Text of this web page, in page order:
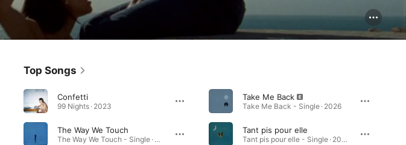
Top Songs
Confetti
99 Nights · 2023
The Way We Touch
The Way We Touch - Single · 2026
Take Me Back
Take Me Back - Single · 2026
Tant pis pour elle
Tant pis pour elle - Single · 2025